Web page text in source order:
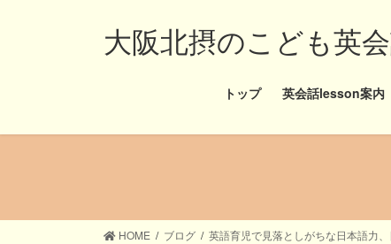
ス
ン
大阪北摂のこども英
トップ 英会話lesson案内
HOME ブログ 英語育児で見落としがちな日本語力